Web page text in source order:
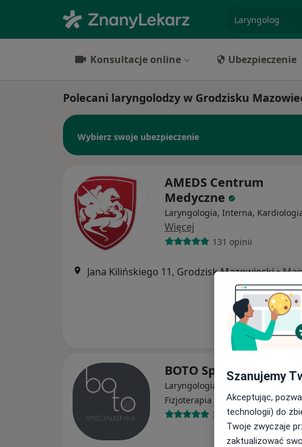
Konsultacje online Ubezpieczenie
Polecani laryngolodzy w Grodzisku
Wybierz swoje ubezpieczenie
AMEDS Centrum
Medyczne
Laryngologia, Interna,
Więcej
131 opinii
Jana Kilińskiego 11, Grodzisk Mazowiecki•
BOTO Specjalistyka
Laryngologia, Fizjoterapia,
Fizjoterapia dziecięca·Więcej
38 opinii
Szanujemy
Akceptując,
technologii) do
Twoje zwyczaje
zaktualizować